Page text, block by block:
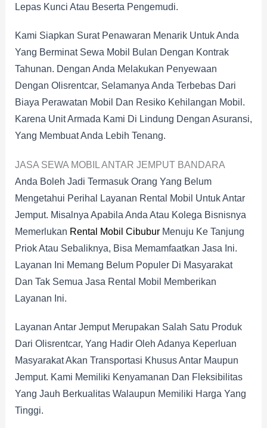
Lepas Kunci Atau Beserta Pengemudi.
Kami Siapkan Surat Penawaran Menarik Untuk Anda
Yang Berminat Sewa Mobil Bulan Dengan Kontrak
Tahunan. Dengan Anda Melakukan Penyewaan
Dengan Olisrentcar, Selamanya Anda Terbebas Dari
Biaya Perawatan Mobil Dan Resiko Kehilangan Mobil.
Karena Unit Armada Kami Di Lindung Dengan Asuransi,
Yang Membuat Anda Lebih Tenang.
JASA SEWA MOBIL ANTAR JEMPUT BANDARA
Anda Boleh Jadi Termasuk Orang Yang Belum
Mengetahui Perihal Layanan Rental Mobil Untuk Antar
Jemput. Misalnya Apabila Anda Atau Kolega Bisnisnya
Memerlukan Rental Mobil CibuburMenuju Ke Tanjung
Priok Atau Sebaliknya, Bisa Memamfaatkan Jasa Ini.
Layanan Ini Memang Belum Populer Di Masyarakat
Dan Tak Semua Jasa Rental Mobil Memberikan
Layanan Ini.
Layanan Antar Jemput Merupakan Salah Satu Produk
Dari Olisrentcar, Yang Hadir Oleh Adanya Keperluan
Masyarakat Akan Transportasi Khusus Antar Maupun
Jemput. Kami Memiliki Kenyamanan Dan Fleksibilitas
Yang Jauh Berkualitas Walaupun Memiliki Harga Yang
Tinggi.